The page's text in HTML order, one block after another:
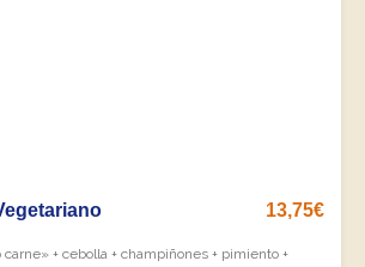
13,75€
+ cebolla + champiñones + pimiento +